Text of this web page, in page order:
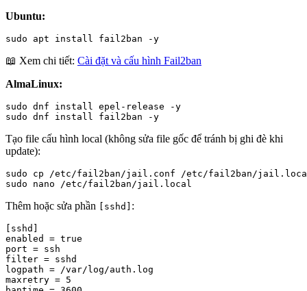
Ubuntu:
sudo apt install fail2ban -y
📖 Xem chi tiết: Cài đặt và cấu hình Fail2ban
AlmaLinux:
sudo dnf install epel-release -y
sudo dnf install fail2ban -y
Tạo file cấu hình local (không sửa file gốc để tránh bị ghi đè khi
update):
sudo cp /etc/fail2ban/jail.conf /etc/fail2ban/
sudo nano /etc/fail2ban/jail.local
Thêm hoặc sửa phần [sshd] :
[sshd]
enabled = true
port = ssh
filter = sshd
logpath = /var/log/auth.log
maxretry = 5